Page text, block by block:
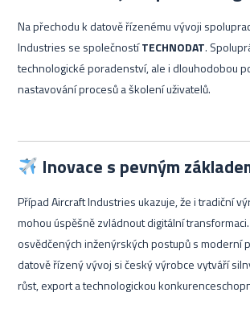
Na přechodu k datově řízenému vývoji
Industries se společnostíTECHNODAT.
technologické poradenství, ale i dlouhodobou
nastavování procesů a školení uživatelů.
Inovace s pevným
Případ Aircraft Industries ukazuje, že i tradiční
mohou úspěšně zvládnout digitální
osvědčených inženýrských postupů s moderní
datově řízený vývoj si český výrobce vytváří
růst, export a technologickou